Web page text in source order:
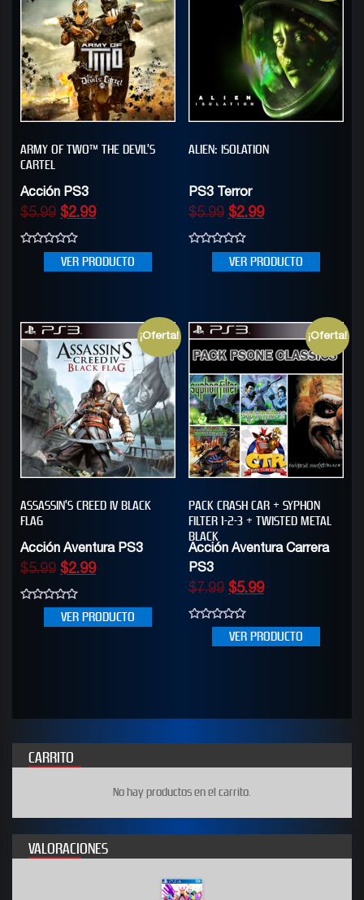
ARMY OF TWO™ THE DEVIL’S
CARTEL
Acción PS3
$5.99 $2.99
VER PRODUCTO
ALIEN: ISOLATION
PS3 Terror
$5.99 $2.99
VER PRODUCTO
¡Oferta!
ASSASSIN’S CREED IV BLACK
FLAG
Acción Aventura PS3
$5.99 $2.99
VER PRODUCTO
¡Oferta!
PACK CRASH CAR + SYPHON
FILTER 1-2-3 + TWISTED METAL
BLACK
Acción Aventura Carrera
PS3
$7.99 $5.99
VER PRODUCTO
CARRITO
No hay productos en el carrito.
VALORACIONES